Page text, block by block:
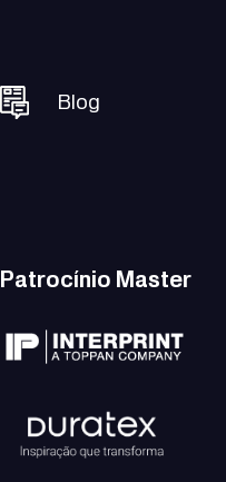
Blog
Patrocínio Master